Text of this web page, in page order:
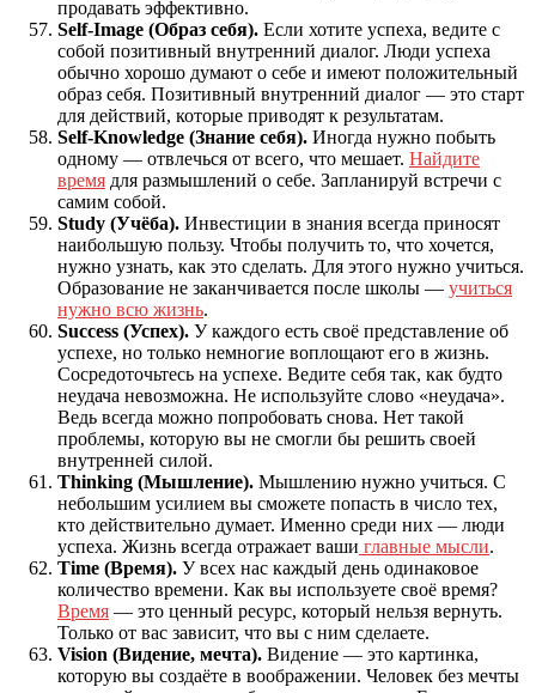
продавать эффективно.
Self-Image (Образ себя). Если хотите успеха, ведите с
собой позитивный внутренний диалог. Люди успеха
обычно хорошо думают о себе и имеют положительный
образ себя. Позитивный внутренний диалог — это старт
для действий, которые приводят к результатам.
Self-Knowledge (Знание себя). Иногда нужно побыть
одному — отвлечься от всего, что мешает. Найдите
время для размышлений о себе. Запланируй встречи с
самим собой.
Study (Учёба). Инвестиции в знания всегда приносят
наибольшую пользу. Чтобы получить то, что хочется,
нужно узнать, как это сделать. Для этого нужно учиться.
Образование не заканчивается после школы — учиться
нужно всю жизнь.
Success (Успех). У каждого есть своё представление об
успехе, но только немногие воплощают его в жизнь.
Сосредоточьтесь на успехе. Ведите себя так, как будто
неудача невозможна. Не используйте слово «неудача».
Ведь всегда можно попробовать снова. Нет такой
проблемы, которую вы не смогли бы решить своей
внутренней силой.
Thinking (Мышление). Мышлению нужно учиться. С
небольшим усилием вы сможете попасть в число тех,
кто действительно думает. Именно среди них — люди
успеха. Жизнь всегда отражает ваши главные мысли.
Time (Время). У всех нас каждый день одинаковое
количество времени. Как вы используете своё время?
Время — это ценный ресурс, который нельзя вернуть.
Только от вас зависит, что вы с ним сделаете.
Vision (Видение, мечта). Видение — это картинка,
которую вы создаёте в воображении. Человек без мечты